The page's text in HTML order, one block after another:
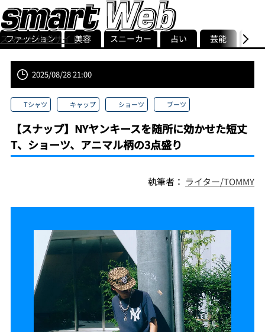
スマート公式サイト
smart最新号
記事一覧ランキング
ストリ
ファッション 美容 スニーカー 占い 芸能 グル
2025/08/28 21:00
Tシャツ キャップ ショーツ ブーツ
【スナップ】NYヤンキースを随所に効かせた短丈
T、ショーツ、アニマル柄の3点盛り
執筆者： ライター/TOMMY